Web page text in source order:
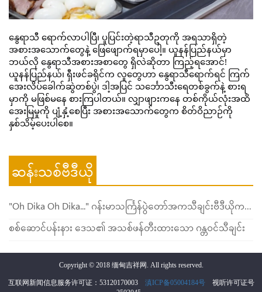
နွေရာသီ ရောက်လာပါပြီ၊ ပူပြင်းတဲ့ရာသီဥတုကို အရသာရှိတဲ့
အစားအသောက်တွေနဲ့ ဖြေဖျောက်ရမှာပေါ့။ ယူနန်ပြည်နယ်မှာ
ဘယ်လို နွေရာသီအစားအစာတွေ ရှိလဲဆိုတာ ကြည့်ရအောင်!
ယူနန်ပြည်နယ်၊ ရှီးဖင်ခရိုင်က လူတွေဟာ နွေရာသီရောက်ရင် ကြက်
အေးလိပ်ခေါက်ဆွဲတစ်ပွဲ၊ ဒါ့အပြင် သင်္ဘောသီးရေတစ်ခွက်နဲ့ စားရ
မှာကို မဖြစ်မနေ စားကြပါတယ်။ လျှာဖျားကနေ တစ်ကိုယ်လုံးအထိ
အေးမြမှုကို ပျံ့နှံ့စေပြီး အစားအသောက်တွေက စိတ်ဝိညာဉ်ကို
နှစ်သိမ့်ပေးပါစေ။
ဆန်းသစ်ဗီဒီယို
"Oh Dika Oh Dika..." ဂန်းမာသင်္ကြန်ပွဲတော်အကသီချင်းဗီဒီယိုကတော့ ဒီနှစ်မှာ အားလုံးစောင့်မျှော်နေကြတဲ့ သီချင်းလေး ထွက်ရှိလာပြီဖြစ်ပါသည်။
စစ်ဆောင်ပန်းနား ဒေသ၏ အသစ်ဖန်တီးထားသော ဂန္တဝင်သီချင်း
Copyright © 2018 缅甸吉祥网. All rights reserved.
互联网新闻信息服务许可证：53120170003 滇ICP备05004184号视听许可证号